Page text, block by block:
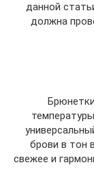
данной
должна
брови в тон
свежее и